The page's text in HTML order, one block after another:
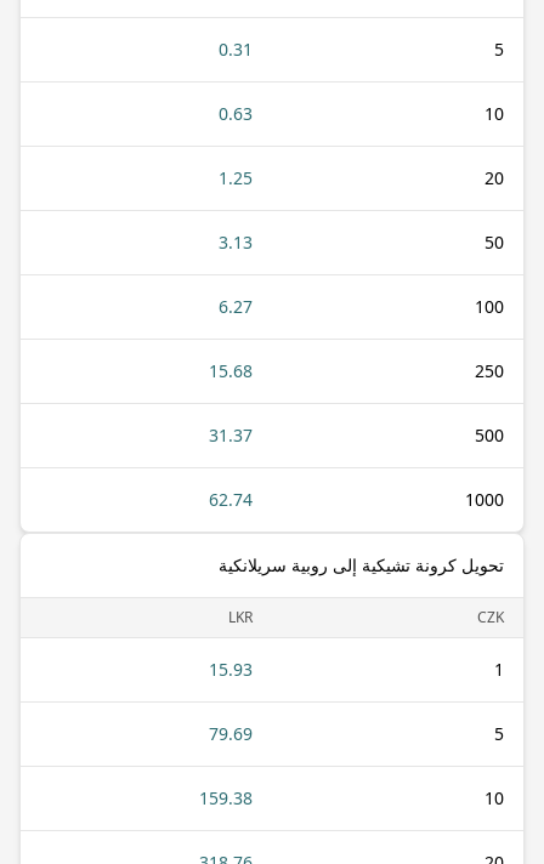
5
0.31
10
0.63
20
1.25
50
3.13
100
6.27
250
15.68
500
31.37
1000
62.74
تحويل كرونة تشيكية إلى روبية سريلانكية
CZK
LKR
1
15.93
5
79.69
10
159.38